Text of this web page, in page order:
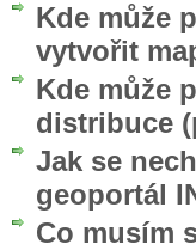
Kde může
vytvořit
Kde může
distribuce
Jak se
geoportál
Co musím